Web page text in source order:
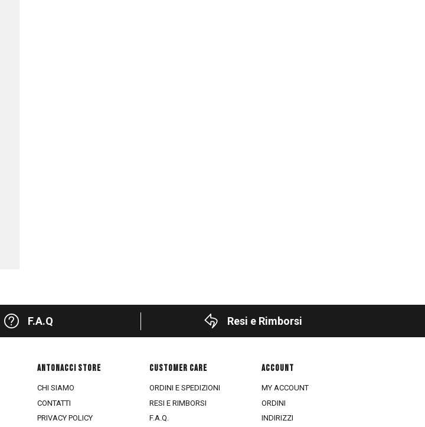
F.A.Q Resi e Rimborsi
ANTONACCI STORE
CHI SIAMO
CONTATTI
PRIVACY POLICY
CUSTOMER CARE
ORDINI E SPEDIZIONI
RESI E RIMBORSI
F.A.Q.
ACCOUNT
MY ACCOUNT
ORDINI
INDIRIZZI